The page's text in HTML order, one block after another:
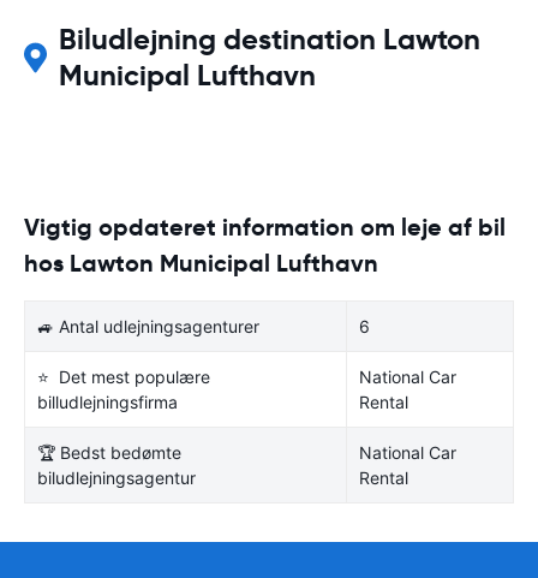
Biludlejning destination Lawton
Municipal Lufthavn
Vigtig opdateret information om leje af bil
hos Lawton Municipal Lufthavn
🚙 Antal udlejningsagenturer 6
⭐ Det mest populære
billudlejningsfirma
National Car
Rental
🏆 Bedst bedømte
biludlejningsagentur
National Car
Rental